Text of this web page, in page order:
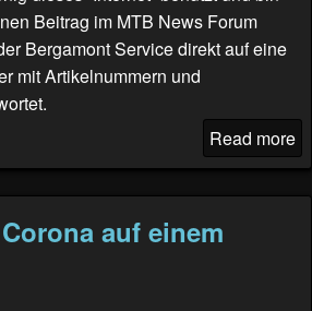
Beitrag im MTB News Forum
Bergamont Service direkt auf eine
mit Artikelnummern und
Read more
auf einem